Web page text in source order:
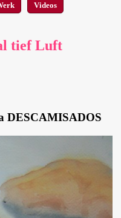
Videos
tief Luft
DESCAMISADOS